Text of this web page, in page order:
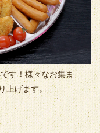
す！様々なお集ま
上げます。